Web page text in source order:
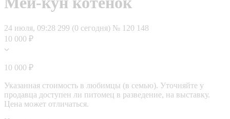
24 июля, 09:28 299 (0 сегодня) № 120 148
10 000 ₽
10 000 ₽
Указанная стоимость в любимцы (в семью). Уточняйте у
продавца доступен ли питомец в разведение, на выставку.
Цена может отличаться.